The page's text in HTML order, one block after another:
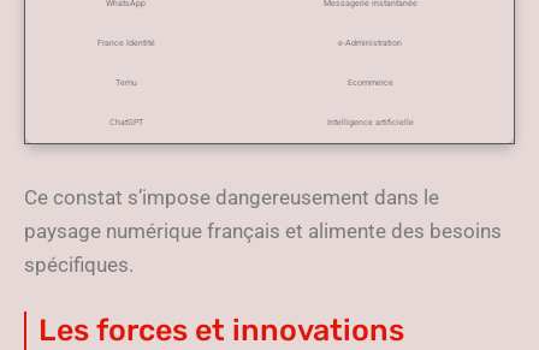
WhatsApp Messagerie instantanée
France Identité e-Administration
Temu Ecommerce
ChatGPT Intelligence artificielle
Ce constat s’impose dangereusement dans le
paysage numérique français et alimente des besoins
spécifiques.
Les forces et innovations